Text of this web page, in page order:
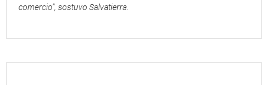
comercio”, sostuvo Salvatierra.